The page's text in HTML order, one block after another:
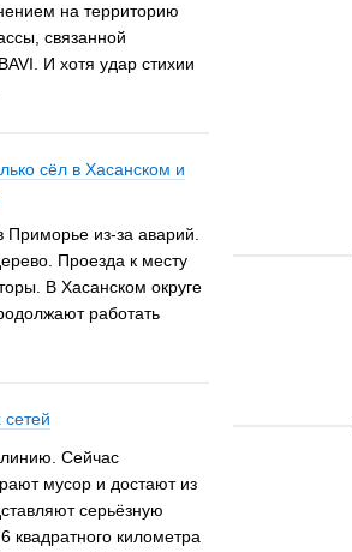
на территорию
связанной
И хотя удар стихии
сёл в Хасанском и
Приморье из-за аварий.
Проезда к месту
В Хасанском округе
работать
Сейчас
мусор и достают из
серьёзную
квадратного километра